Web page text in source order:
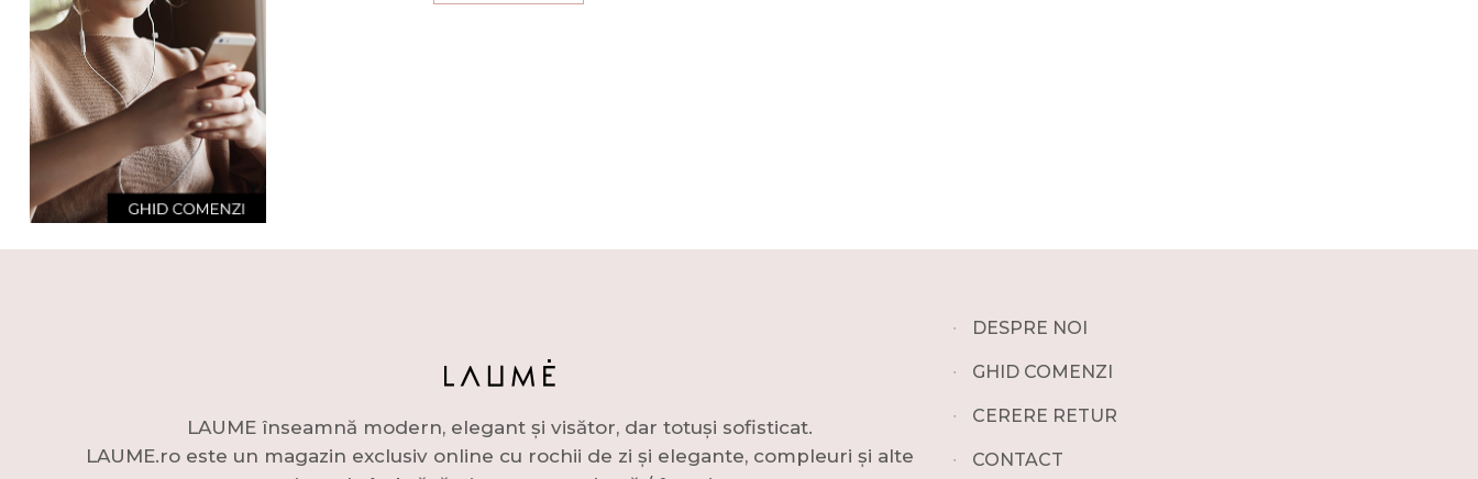
LAUME înseamnă modern, elegant și visător, dar totuși sofisticat.
LAUME.ro este un magazin exclusiv online cu rochii de zi și elegante, compleuri și alte
∙ DESPRE NOI
∙ GHID COMENZI
∙ CERERE RETUR
∙ CONTACT